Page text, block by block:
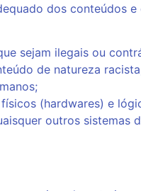
dos conteúdos
sejam ilegais ou
de natureza
(hardwares) e
outros sistemas